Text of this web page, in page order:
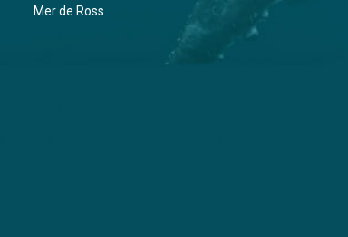
Mer de Ross